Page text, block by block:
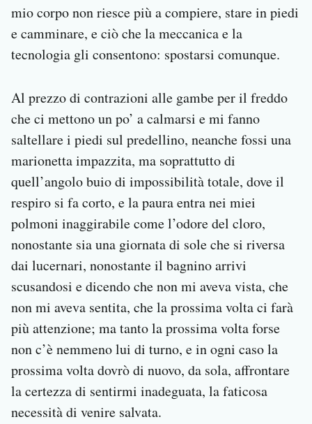
mio corpo non riesce più a compiere, stare in piedi
e camminare, e ciò che la meccanica e la
tecnologia gli consentono: spostarsi comunque.
Al prezzo di contrazioni alle gambe per il freddo
che ci mettono un po’ a calmarsi e mi fanno
saltellare i piedi sul predellino, neanche fossi una
marionetta impazzita, ma soprattutto di
quell’angolo buio di impossibilità totale, dove il
respiro si fa corto, e la paura entra nei miei
polmoni inaggirabile come l’odore del cloro,
nonostante sia una giornata di sole che si riversa
dai lucernari, nonostante il bagnino arrivi
scusandosi e dicendo che non mi aveva vista, che
non mi aveva sentita, che la prossima volta ci farà
più attenzione; ma tanto la prossima volta forse
non c’è nemmeno lui di turno, e in ogni caso la
prossima volta dovrò di nuovo, da sola, affrontare
la certezza di sentirmi inadeguata, la faticosa
necessità di venire salvata.